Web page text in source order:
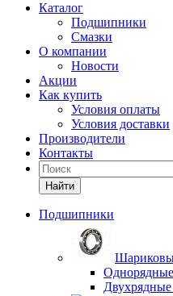
Каталог
Подшипники
Смазки
О компании
Новости
Акции
Как купить
Условия оплаты
Условия доставки
Производители
Контакты
Найти
Подшипники